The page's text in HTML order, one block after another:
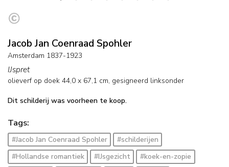
Jacob Jan Coenraad Spohler
Amsterdam 1837-1923
IJspret
olieverf op doek 44,0 x 67,1 cm, gesigneerd linksonder
Dit schilderij was voorheen te koop.
Tags:
#Jacob Jan Coenraad Spohler
#schilderijen
#Hollandse romantiek
#IJsgezicht
#koek-en-zopie